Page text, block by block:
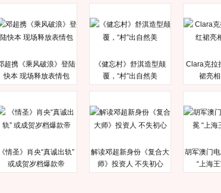
超携《乘风破浪》登陆
快本 现场释放表情包
《健忘村》舒淇造型颠
覆，“村”出自然美
Clara克拉
裙亮
《情圣》肖央“真诚出轨”
或成贺岁档爆款帝
解读邓超新身份《复合大
师》投资人 不失初心
胡军澳门
“上海